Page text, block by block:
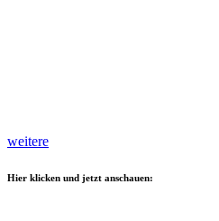
weitere
Hier klicken und jetzt anschauen: